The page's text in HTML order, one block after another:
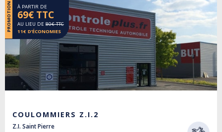
PROMOTION À PARTIR DE
69€ TTC
AU LIEU DE 80€ TTC
11€ D’ÉCONOMIES
COULOMMIERS Z.I.2
Z.I. Saint Pierre